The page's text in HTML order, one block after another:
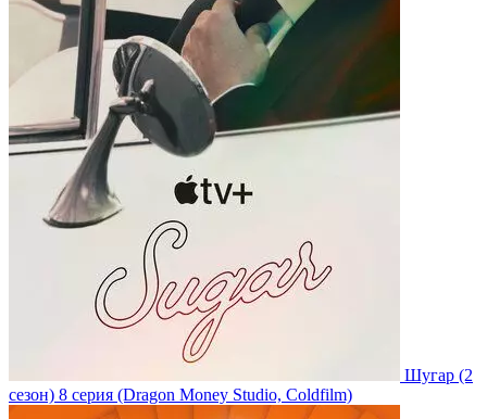
Шугар (2
сезон) 8 серия (Dragon Money Studio, Coldfilm)